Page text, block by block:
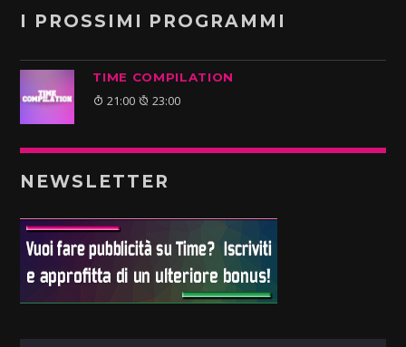
I PROSSIMI PROGRAMMI
TIME COMPILATION
21:00 23:00
NEWSLETTER